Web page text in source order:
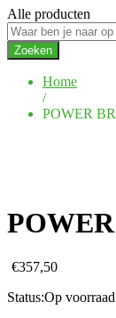
Alle producten
Zoeken
Home
/
POWER
€357,50
Status:Op voorraad